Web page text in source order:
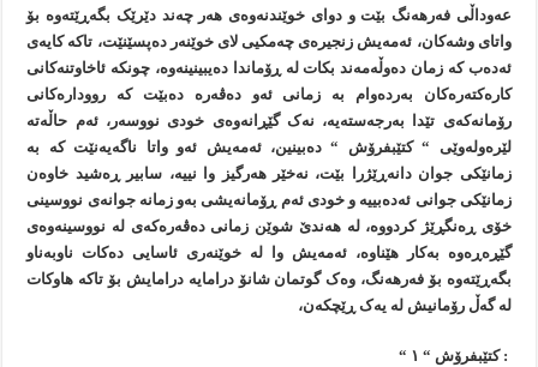
عەوداڵی فەرهەنگ بێت و دوای خوێندنەوەی هەر چەند دێرێک بگەڕێتەوە بۆ
واتای وشەکان، ئەمەيش زنجيرەی چەمکیی لای خوێنەر دەپسێنێت، تاکە کايەی
ئەدەب کە زمان دەوڵەمەند بکات لە ڕۆماندا دەيبينينەوە، چونکە ئاخاوتنەکانی
کارەکتەرەکان بەردەوام بە زمانی ئەو دەڤەرە دەبێت کە روودارەکانی
رۆمانەکەی تێدا بەرجەستەيە، نەک گێڕانەوەی خودی نووسەر، ئەم حاڵەتە
لێرەولەوێی “ کتێبفرۆش “ دەبينين، ئەمەيش ئەو واتا ناگەيەنێت کە بە
زمانێکی جوان دانەڕێژرا بێت، نەخێر هەرگيز وا نييە، سابير ڕەشيد خاوەن
زمانێکی جوانی ئەدەبييە و خودی ئەم ڕۆمانەيشی بەو زمانە جوانەی نووسينی
خۆی ڕەنگڕێژ کردووە، لە هەندێ شوێن زمانی دەڤەرەکەی لە نووسينەوەی
گێڕەڕەوە بەکار هێناوە، ئەمەيش وا لە خوێنەری ئاسایی دەکات ناوبەناو
بگەڕێتەوە بۆ فەرهەنگ، وەک گوتمان شانۆ درامايە درامايش بۆ تاکە هاوکات
لە گەڵ رۆمانيش لە يەک ڕێچکەن،
: کتێبفرۆش “ ١ “